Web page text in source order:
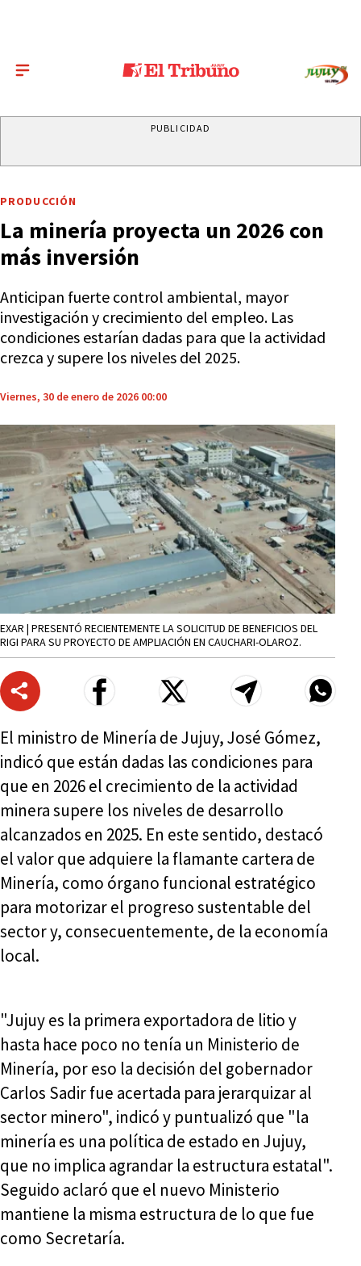
PUBLICIDAD
PRODUCCIÓN
La minería proyecta un 2026 con
más inversión
Anticipan fuerte control ambiental, mayor
investigación y crecimiento del empleo. Las
condiciones estarían dadas para que la actividad
crezca y supere los niveles del 2025.
Viernes, 30 de enero de 2026 00:00
EXAR | PRESENTÓ RECIENTEMENTE LA SOLICITUD DE BENEFICIOS DEL
RIGI PARA SU PROYECTO DE AMPLIACIÓN EN CAUCHARI-OLAROZ.
El ministro de Minería de Jujuy, José Gómez,
indicó que están dadas las condiciones para
que en 2026 el crecimiento de la actividad
minera supere los niveles de desarrollo
alcanzados en 2025. En este sentido, destacó
el valor que adquiere la flamante cartera de
Minería, como órgano funcional estratégico
para motorizar el progreso sustentable del
sector y, consecuentemente, de la economía
local.
"Jujuy es la primera exportadora de litio y
hasta hace poco no tenía un Ministerio de
Minería, por eso la decisión del gobernador
Carlos Sadir fue acertada para jerarquizar al
sector minero", indicó y puntualizó que "la
minería es una política de estado en Jujuy,
que no implica agrandar la estructura estatal".
Seguido aclaró que el nuevo Ministerio
mantiene la misma estructura de lo que fue
como Secretaría.